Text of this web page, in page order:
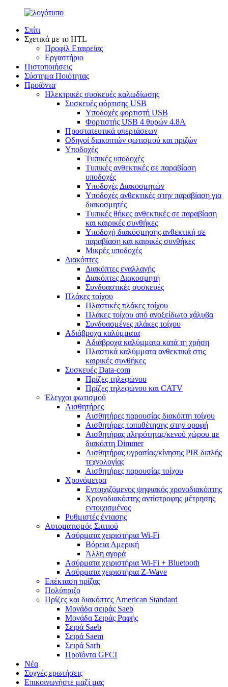
Σπίτι
Σχετικά με το HTL
Προφίλ Εταιρείας
Εργαστήριο
Πιστοποιήσεις
Σύστημα Ποιότητας
Προϊόντα
Ηλεκτρικές συσκευές καλωδίωσης
Συσκευές φόρτισης USB
Υποδοχές φορτιστή USB
Φορτιστής USB 4 θυρών 4.8A
Προστατευτικά υπερτάσεων
Οδηγοί διακοπτών φωτισμού και πριζών
Υποδοχές
Τυπικές υποδοχές
Τυπικές ανθεκτικές σε παραβίαση
υποδοχές
Υποδοχές Διακοσμητών
Υποδοχές ανθεκτικές στην παραβίαση για
διακοσμητές
Τυπικές θήκες ανθεκτικές σε παραβίαση
και καιρικές συνθήκες
Υποδοχή διακόσμησης ανθεκτική σε
παραβίαση και καιρικές συνθήκες
Μικρές υποδοχές
Διακόπτες
Διακόπτες εναλλαγής
Διακόπτες Διακοσμητή
Συνδυαστικές συσκευές
Πλάκες τοίχου
Πλαστικές πλάκες τοίχου
Πλάκες τοίχου από ανοξείδωτο χάλυβα
Συνδυασμένες πλάκες τοίχου
Αδιάβροχα καλύμματα
Αδιάβροχα καλύμματα κατά τη χρήση
Πλαστικά καλύμματα ανθεκτικά στις
καιρικές συνθήκες
Συσκευές Data-com
Πρίζες τηλεφώνου
Πρίζες τηλεφώνου και CATV
Έλεγχοι φωτισμού
Αισθητήρες
Αισθητήρες παρουσίας διακόπτη τοίχου
Αισθητήρες τοποθέτησης στην οροφή
Αισθητήρας πληρότητας/κενού χώρου με
διακόπτη Dimmer
Αισθητήρας υγρασίας/κίνησης PIR διπλής
τεχνολογίας
Αισθητήρες παρουσίας τοίχου
Χρονόμετρα
Εντοιχιζόμενος ψηφιακός χρονοδιακόπτης
Χρονοδιακόπτης αντίστροφης μέτρησης
εντοιχισμένος
Ρυθμιστές έντασης
Αυτοματισμός Σπιτιού
Ασύρματα χειριστήρια Wi-Fi
Βόρεια Αμερική
Άλλη αγορά
Ασύρματα χειριστήρια Wi-Fi + Bluetooth
Ασύρματα χειριστήρια Z-Wave
Επέκταση πρίζας
Πολύπριζο
Πρίζες και διακόπτες American Standard
Μονάδα σειράς Saeb
Μονάδα Σειράς Ραφής
Σειρά Saeb
Σειρά Saem
Σειρά Sarh
Προϊόντα GFCI
Νέα
Συχνές ερωτήσεις
Επικοινωνήστε μαζί μας